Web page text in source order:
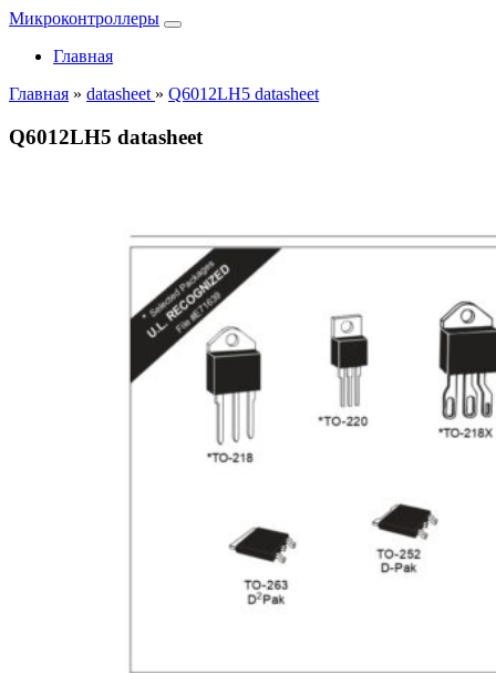
Микроконтроллеры
Главная
Главная » datasheet » Q6012LH5 datasheet
Q6012LH5 datasheet